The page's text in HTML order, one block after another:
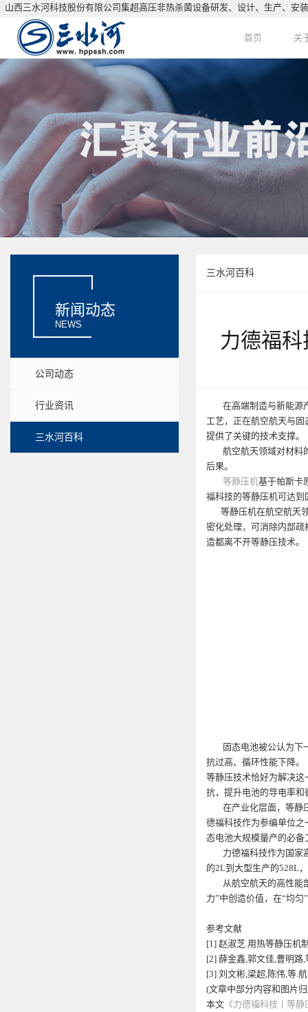
水河科技股份有限公司集超高压非热杀菌设备研发、设计、生产、安装服
首页
HOME
关
关
新闻动态
NEWS
公司动态
行业资讯
三水河百科
三水河百科
力德福
在高端制造与新能源产
工艺，正在航空航天与
提供了关键的技术支撑。
航空航天领域对材料的
后果。
等静压机基于帕斯卡
福科技的等静压机可达
等静压机在航空航天领
密化处理，可消除内部
造都离不开等静压技术。
固态电池被公认为下一
抗过高、循环性能下降。
等静压技术恰好为解决
抗，提升电池的导电率和
在产业化层面，等静压
德福科技作为参编单位
态电池大规模量产的必备
力德福科技作为国家高
的2L到大型生产的528L
从航空航天的高性能
力”中创造价值，在“均
参考文献
[1] 赵淑芝.用热等静压机
[2] 薛金鑫,郭文佳,曹明路
[3] 刘文彬,梁超,陈伟,等.
(文章中部分内容和图片
本文 《力德福科技丨等